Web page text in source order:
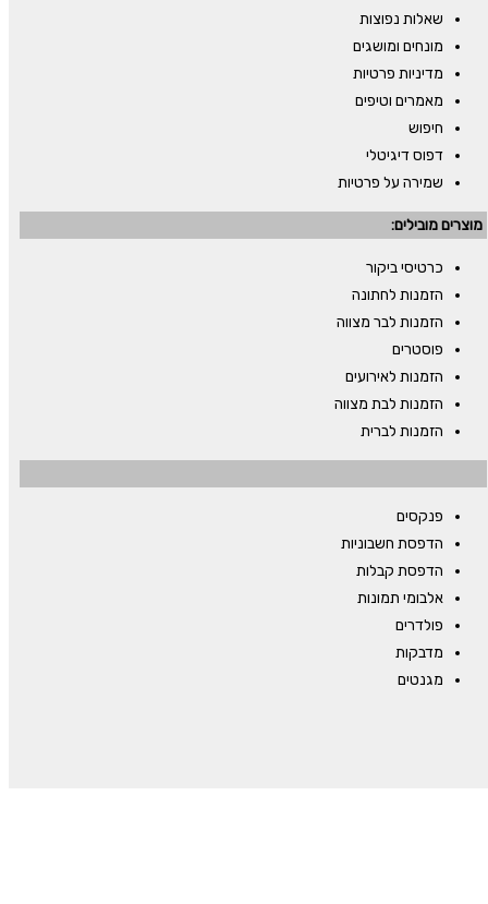
שאלות נפוצות
מונחים ומושגים
מדיניות פרטיות
מאמרים וטיפים
חיפוש
דפוס דיגיטלי
שמירה על פרטיות
מוצרים מובילים:
כרטיסי ביקור
הזמנות לחתונה
הזמנות לבר מצווה
פוסטרים
הזמנות לאירועים
הזמנות לבת מצווה
הזמנות לברית
פנקסים
הדפסת חשבוניות
הדפסת קבלות
אלבומי תמונות
פולדרים
מדבקות
מגנטים